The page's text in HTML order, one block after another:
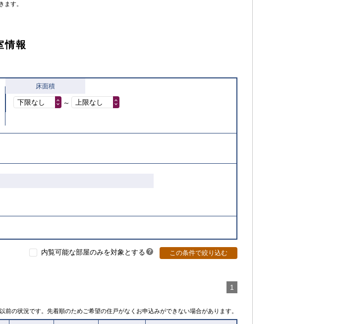
す。
情報
床面積
下限なし ～ 上限なし
内覧可能な部屋のみを対象とする ？ この条件で絞り込む
1
前の状況です。先着順のためご希望の住戸がなくお申込みができない場合があります。